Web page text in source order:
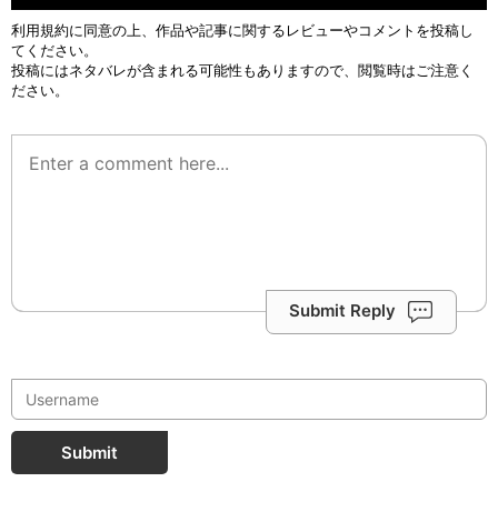
利用規約に同意の上、作品や記事に関するレビューやコメントを投稿し
てください。
投稿にはネタバレが含まれる可能性もありますので、閲覧時はご注意く
ださい。
Submit Reply
Submit